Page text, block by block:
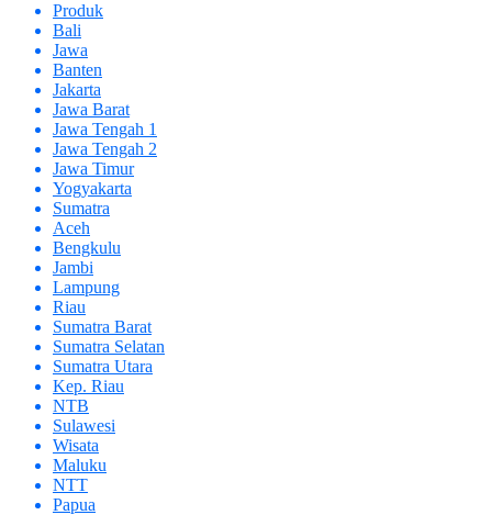
Produk
Bali
Jawa
Banten
Jakarta
Jawa Barat
Jawa Tengah 1
Jawa Tengah 2
Jawa Timur
Yogyakarta
Sumatra
Aceh
Bengkulu
Jambi
Lampung
Riau
Sumatra Barat
Sumatra Selatan
Sumatra Utara
Kep. Riau
NTB
Sulawesi
Wisata
Maluku
NTT
Papua